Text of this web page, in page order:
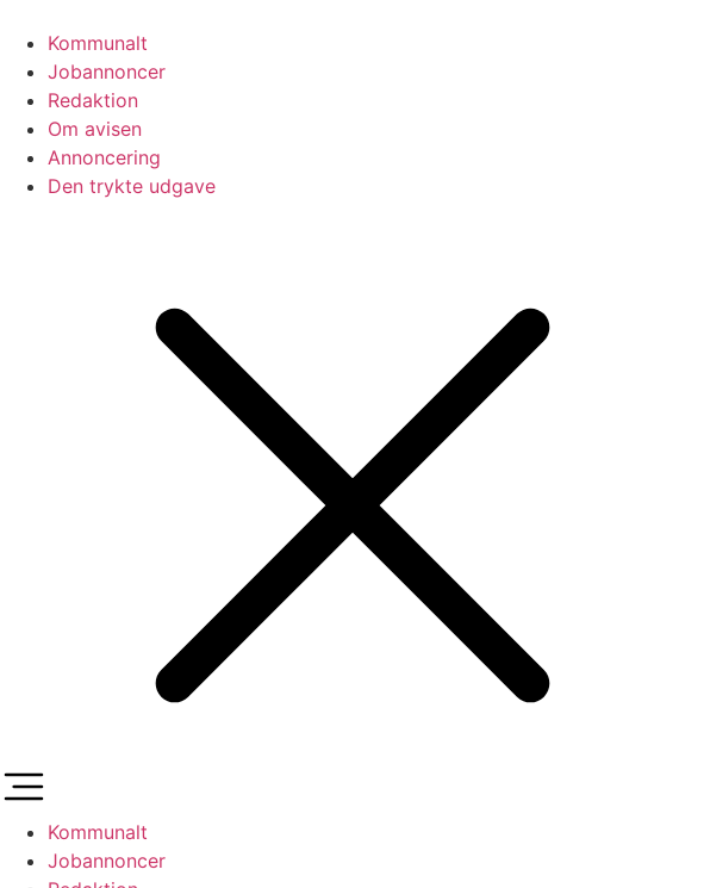
indhold
Kommunalt
Jobannoncer
Redaktion
Om avisen
Annoncering
Den trykte udgave
Kommunalt
Jobannoncer